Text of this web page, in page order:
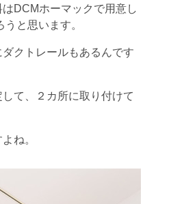
DCMホーマックで用意し
と思います。
クトレールもあるんです
て、２カ所に取り付けて
ね。